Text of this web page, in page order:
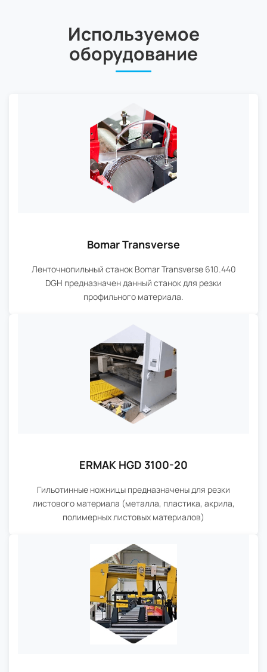
Используемое
оборудование
Bomar Transverse
Ленточнопильный станок Bomar Transverse 610.440
DGH предназначен данный станок для резки
профильного материала.
ERMAK HGD 3100-20
Гильотинные ножницы предназначены для резки
листового материала (металла, пластика, акрила,
полимерных листовых материалов)